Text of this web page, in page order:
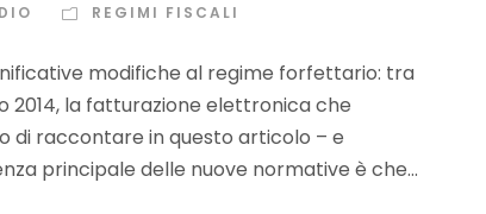
REGIMI FISCALI
modifiche al regime forfettario: tra
la fatturazione elettronica che
raccontare in questo articolo – e
principale delle nuove normative è che...